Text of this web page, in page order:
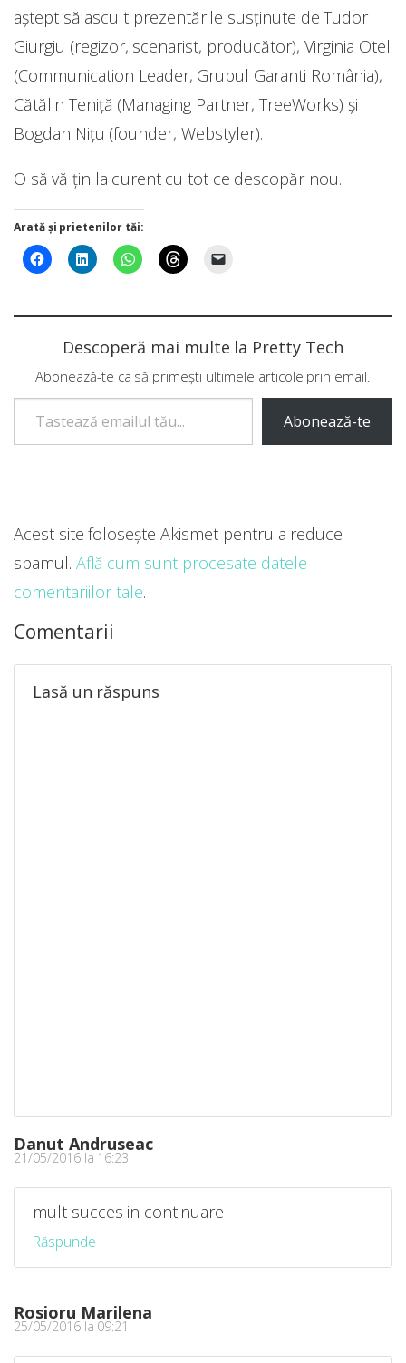
aștept să ascult prezentările susținute de Tudor
Giurgiu (regizor, scenarist, producător), Virginia Otel
(Communication Leader, Grupul Garanti România),
Cătălin Teniță (Managing Partner, TreeWorks) și
Bogdan Nițu (founder, Webstyler).
O să vă țin la curent cu tot ce descopăr nou.
Arată și prietenilor tăi:
Descoperă mai multe la Pretty Tech
Abonează-te ca să primești ultimele articole prin email.
Tastează emailul tău...
Abonează-te
Comentarii
Danut Andruseac
21/05/2016 la 16:23
mult succes in continuare
Răspunde
Rosioru Marilena
25/05/2016 la 09:21
Lasă un răspuns
Acest site folosește Akismet pentru a reduce
spamul. Află cum sunt procesate datele
comentariilor tale.